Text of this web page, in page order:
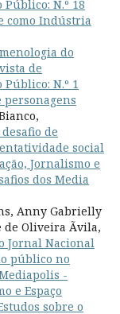
N.º 18
como Indústria
do
de
Público: N.º 1
personagens
de
social
Jornalismo e
dos Media
Anny Gabrielly
Oliveira Ãvila,
Jornal Nacional
público no
-
e Espaço
sobre o